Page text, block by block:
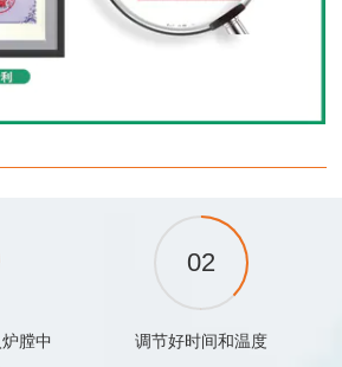
膛中 调节好时间和温度